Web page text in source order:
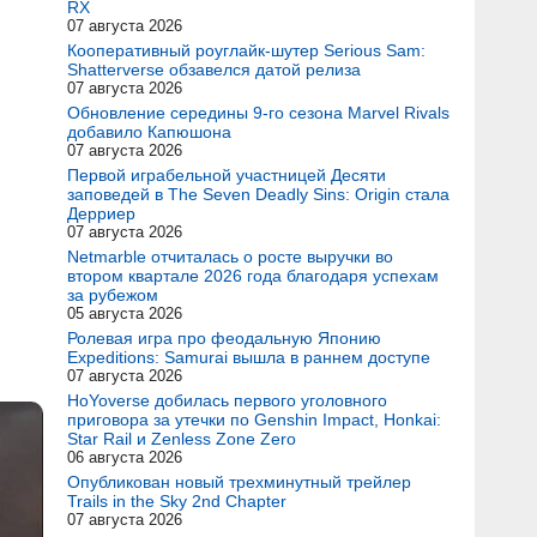
RX
07 августа 2026
Кооперативный роуглайк-шутер Serious Sam:
Shatterverse обзавелся датой релиза
07 августа 2026
Обновление середины 9-го сезона Marvel Rivals
добавило Капюшона
07 августа 2026
Первой играбельной участницей Десяти
заповедей в The Seven Deadly Sins: Origin стала
Дерриер
07 августа 2026
Netmarble отчиталась о росте выручки во
втором квартале 2026 года благодаря успехам
за рубежом
05 августа 2026
Ролевая игра про феодальную Японию
Expeditions: Samurai вышла в раннем доступе
07 августа 2026
HoYoverse добилась первого уголовного
приговора за утечки по Genshin Impact, Honkai:
Star Rail и Zenless Zone Zero
06 августа 2026
Опубликован новый трехминутный трейлер
Trails in the Sky 2nd Chapter
07 августа 2026